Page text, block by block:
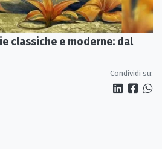
classiche e moderne: dal
Condividi su: